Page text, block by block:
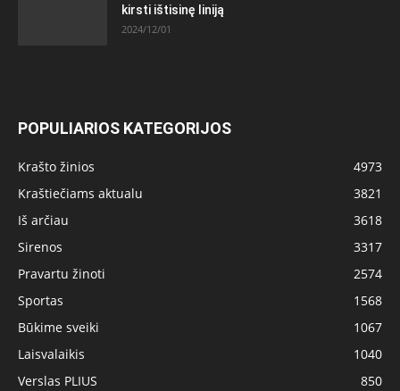
kirsti ištisinę liniją
2024/12/01
POPULIARIOS KATEGORIJOS
Krašto žinios
4973
Kraštiečiams aktualu
3821
Iš arčiau
3618
Sirenos
3317
Pravartu žinoti
2574
Sportas
1568
Būkime sveiki
1067
Laisvalaikis
1040
Verslas PLIUS
850